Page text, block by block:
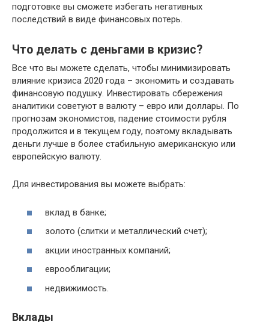
подготовке вы сможете избегать негативных
последствий в виде финансовых потерь.
Что делать с деньгами в кризис?
Все что вы можете сделать, чтобы минимизировать
влияние кризиса 2020 года – экономить и создавать
финансовую подушку. Инвестировать сбережения
аналитики советуют в валюту – евро или доллары. По
прогнозам экономистов, падение стоимости рубля
продолжится и в текущем году, поэтому вкладывать
деньги лучше в более стабильную американскую или
европейскую валюту.
Для инвестирования вы можете выбрать:
вклад в банке;
золото (слитки и металлический счет);
акции иностранных компаний;
еврооблигации;
недвижимость.
Вклады